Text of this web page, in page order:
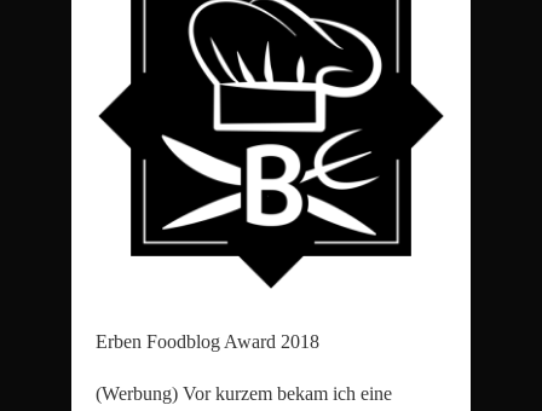
Erben Foodblog Award 2018
(Werbung) Vor kurzem bekam ich eine